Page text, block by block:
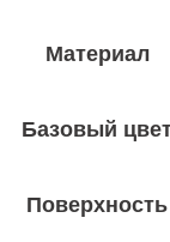
Материал
Базовый
Поверхность